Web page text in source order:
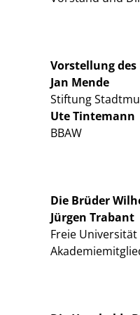
Vorstellung
Jan Mende
Stiftung
Ute Tintemann
BBAW
Die Brüder
Jürgen Trabant
Freie Universität